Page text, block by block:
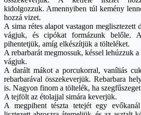
kidolgozzuk. Amennyiben túl kemény
hozzá vizet.
A sima rétes alapot vastagon meglisztezett
vágjuk, és cipókat formázunk belőle.
pihentetjük, amíg elkészítjük a tölteléket.
A rebarbarát megmossuk, késsel lehúzzuk
vágjuk.
A darált mákot a porcukorral, vaníliás
rebarbarával összekeverjük. Rebarbara
is. Nagyon finom a töltelék, ha
A tejfölt az étolajjal simára keverjük.
A megpihent tészta tetejét egy